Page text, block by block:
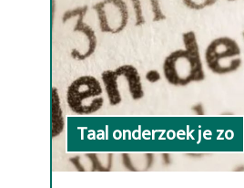
Taal onderzoek je zo